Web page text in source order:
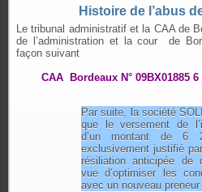
Histoire de l’abus
Le tribunal administratif et la CAA de
de l’administration et la cour de
façon suivant
CAA
Bordeaux N° 09BX01885 6
Par suite, la société
que le versement de
d’un montant de 6
exclusivement justifié
résiliation anticipée de
vue d’optimiser les
avec un nouveau preneur